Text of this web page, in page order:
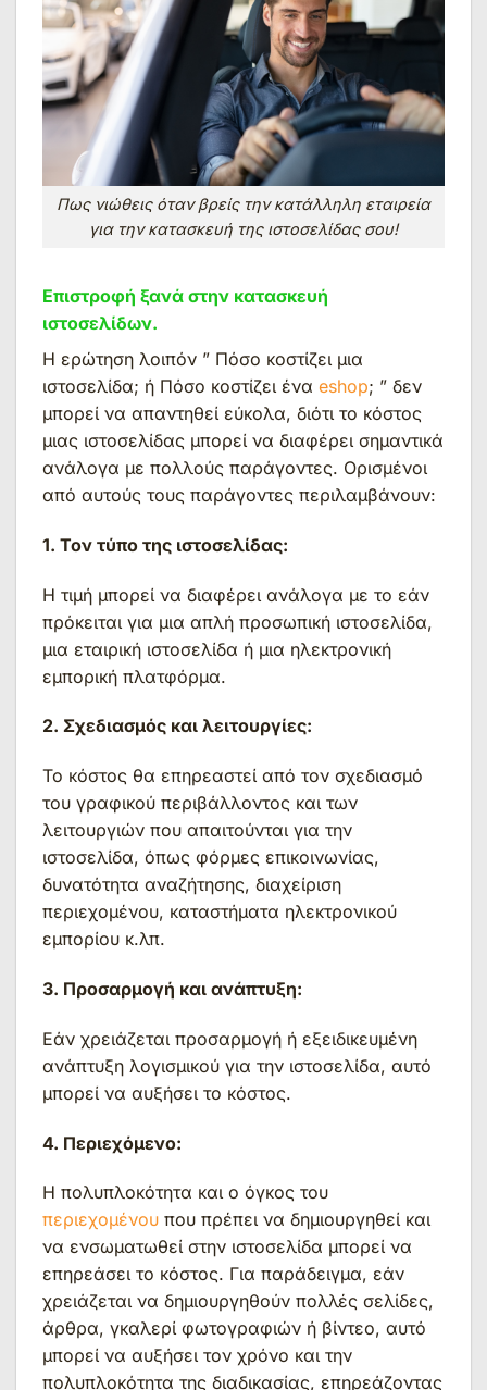
Πως νιώθεις όταν βρείς την κατάλληλη εταιρεία
για την κατασκευή της ιστοσελίδας σου!
Επιστροφή ξανά στην κατασκευή
ιστοσελίδων.
Η ερώτηση λοιπόν ” Πόσο κοστίζει μια
ιστοσελίδα; ή Πόσο κοστίζει ένα eshop; ” δεν
μπορεί να απαντηθεί εύκολα, διότι το κόστος
μιας ιστοσελίδας μπορεί να διαφέρει σημαντικά
ανάλογα με πολλούς παράγοντες. Ορισμένοι
από αυτούς τους παράγοντες περιλαμβάνουν:
1. Τον τύπο της ιστοσελίδας:
Η τιμή μπορεί να διαφέρει ανάλογα με το εάν
πρόκειται για μια απλή προσωπική ιστοσελίδα,
μια εταιρική ιστοσελίδα ή μια ηλεκτρονική
εμπορική πλατφόρμα.
2. Σχεδιασμός και λειτουργίες:
Το κόστος θα επηρεαστεί από τον σχεδιασμό
του γραφικού περιβάλλοντος και των
λειτουργιών που απαιτούνται για την
ιστοσελίδα, όπως φόρμες επικοινωνίας,
δυνατότητα αναζήτησης, διαχείριση
περιεχομένου, καταστήματα ηλεκτρονικού
εμπορίου κ.λπ.
3. Προσαρμογή και ανάπτυξη:
Εάν χρειάζεται προσαρμογή ή εξειδικευμένη
ανάπτυξη λογισμικού για την ιστοσελίδα, αυτό
μπορεί να αυξήσει το κόστος.
4. Περιεχόμενο:
Η πολυπλοκότητα και ο όγκος του
περιεχομένου που πρέπει να δημιουργηθεί και
να ενσωματωθεί στην ιστοσελίδα μπορεί να
επηρεάσει το κόστος. Για παράδειγμα, εάν
χρειάζεται να δημιουργηθούν πολλές σελίδες,
άρθρα, γκαλερί φωτογραφιών ή βίντεο, αυτό
μπορεί να αυξήσει τον χρόνο και την
πολυπλοκότητα της διαδικασίας, επηρεάζοντας